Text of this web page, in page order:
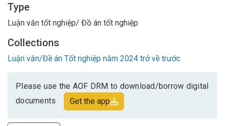
Type
Luận văn tốt nghiệp/ Đồ án tốt nghiệp
Collections
Luận văn/Đề án Tốt nghiệp năm 2024 trở về trước
Please use the AOF DRM to download/borrow digital
documents
Get the app